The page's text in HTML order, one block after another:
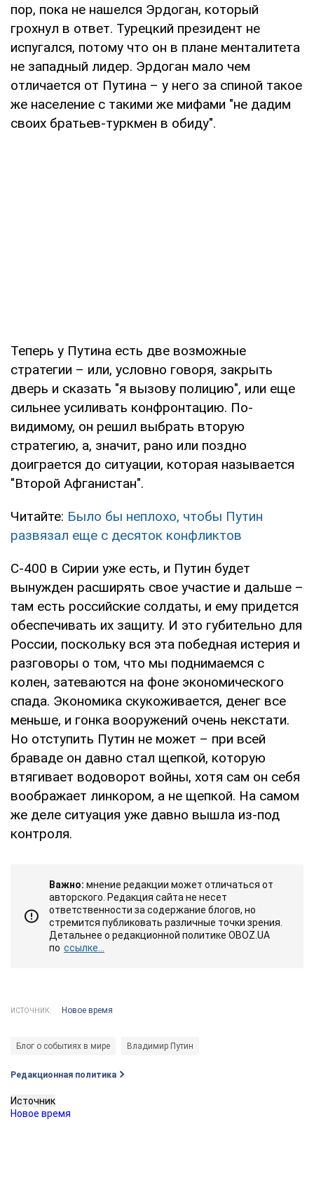
пор, пока не нашелся Эрдоган, который
грохнул в ответ. Турецкий президент не
испугался, потому что он в плане менталитета
не западный лидер. Эрдоган мало чем
отличается от Путина – у него за спиной такое
же население с такими же мифами "не дадим
своих братьев-туркмен в обиду".
Теперь у Путина есть две возможные
стратегии – или, условно говоря, закрыть
дверь и сказать "я вызову полицию", или еще
сильнее усиливать конфронтацию. По-
видимому, он решил выбрать вторую
стратегию, а, значит, рано или поздно
доиграется до ситуации, которая называется
"Второй Афганистан".
Читайте: Было бы неплохо, чтобы Путин
развязал еще с десяток конфликтов
С-400 в Сирии уже есть, и Путин будет
вынужден расширять свое участие и дальше –
там есть российские солдаты, и ему придется
обеспечивать их защиту. И это губительно для
России, поскольку вся эта победная истерия и
разговоры о том, что мы поднимаемся с
колен, затеваются на фоне экономического
спада. Экономика скукоживается, денег все
меньше, и гонка вооружений очень некстати.
Но отступить Путин не может – при всей
браваде он давно стал щепкой, которую
втягивает водоворот войны, хотя сам он себя
воображает линкором, а не щепкой. На самом
же деле ситуация уже давно вышла из-под
контроля.
Важно: мнение редакции может отличаться от
авторского. Редакция сайта не несет
ответственности за содержание блогов, но
стремится публиковать различные точки зрения.
Детальнее о редакционной политике OBOZ.UA
по ссылке...
ИСТОЧНИК: Новое время
Блог о событиях в мире Владимир Путин
Редакционная политика
Источник
Новое время